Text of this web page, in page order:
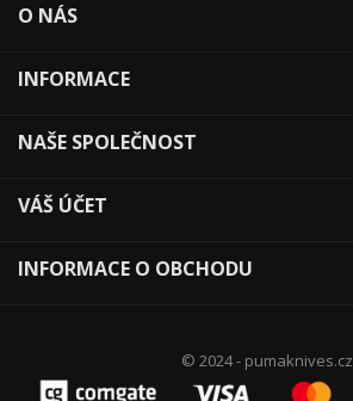
O NÁS
INFORMACE
NAŠE SPOLEČNOST
VÁŠ ÚČET
INFORMACE O OBCHODU
© 2024 - pumaknives.cz